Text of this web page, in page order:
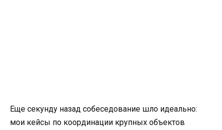
Еще секунду назад собеседование шло идеально:
мои кейсы по координации крупных объектов